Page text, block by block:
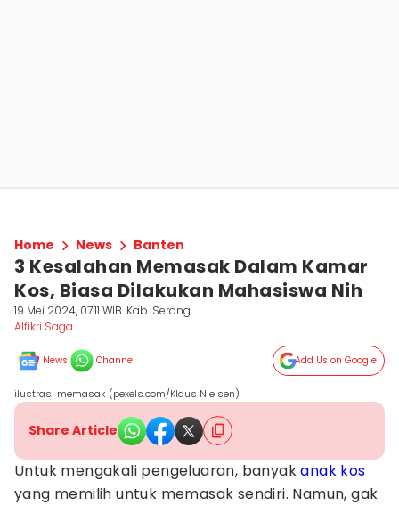
Home News Banten
3 Kesalahan Memasak Dalam Kamar
Kos, Biasa Dilakukan Mahasiswa Nih
19 Mei 2024, 07:11 WIB Kab. Serang
Alfikri Saga
News Channel Add Us on Google
ilustrasi memasak (pexels.com/Klaus Nielsen)
Share Article
Untuk mengakali pengeluaran, banyakanak kos
yang memilih untuk memasak sendiri. Namun, gak